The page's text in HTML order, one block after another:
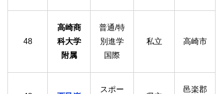
48
高崎商
科大学
附属
普通/特
別進学
国際
私立 高崎市
スポー
邑楽郡